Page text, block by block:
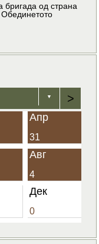
од страна
▼ >
Апр
31
Авг
4
Дек
0